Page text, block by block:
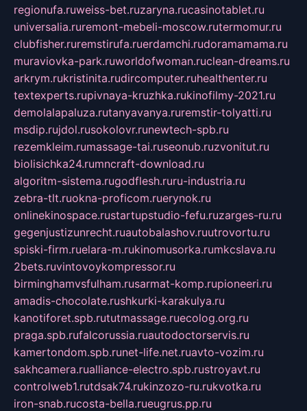
regionufa.ruweiss-bet.ruzaryna.rucasinotablet.ru
universalia.ruremont-mebeli-moscow.rutermomur.ru
clubfisher.ruremstirufa.ruerdamchi.rudoramamama.ru
muraviovka-park.ruworldofwoman.ruclean-dreams.ru
arkrym.rukristinita.rudircomputer.ruhealthenter.ru
textexperts.rupivnaya-kruzhka.rukinofilmy-2021.ru
demolalapaluza.rutanyavanya.ruremstir-tolyatti.ru
msdip.rujdol.rusokolovr.runewtech-spb.ru
rezemkleim.rumassage-tai.ruseonub.ruzvonitut.ru
biolisichka24.rumncraft-download.ru
algoritm-sistema.rugodflesh.ruru-industria.ru
zebra-tlt.ruokna-proficom.ruerynok.ru
onlinekinospace.rustartupstudio-fefu.ruzarges-ru.ru
gegenjustizunrecht.ruautobalashov.ruutrovortu.ru
spiski-firm.ruelara-m.rukinomusorka.rumkcslava.ru
2bets.ruvintovoykompressor.ru
birminghamvsfulham.rusarmat-komp.rupioneeri.ru
amadis-chocolate.rushkurki-karakulya.ru
kanotiforet.spb.rututmassage.ruecolog.org.ru
praga.spb.rufalcorussia.ruautodoctorservis.ru
kamertondom.spb.runet-life.net.ruavto-vozim.ru
sakhcamera.rualliance-electro.spb.rustroyavt.ru
controlweb1.rutdsak74.rukinzozo-ru.rukvotka.ru
iron-snab.rucosta-bella.rueugrus.pp.ru